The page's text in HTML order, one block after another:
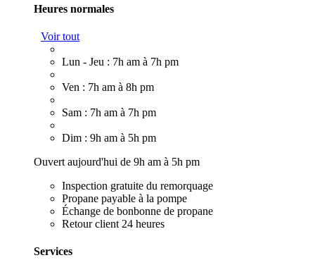
Heures normales
Voir tout
Lun - Jeu : 7h am à 7h pm
Ven : 7h am à 8h pm
Sam : 7h am à 7h pm
Dim : 9h am à 5h pm
Ouvert aujourd'hui de 9h am à 5h pm
Inspection gratuite du remorquage
Propane payable à la pompe
Échange de bonbonne de propane
Retour client 24 heures
Services